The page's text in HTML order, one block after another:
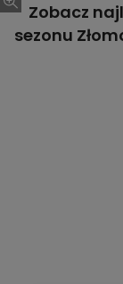
Zobacz
sezonu